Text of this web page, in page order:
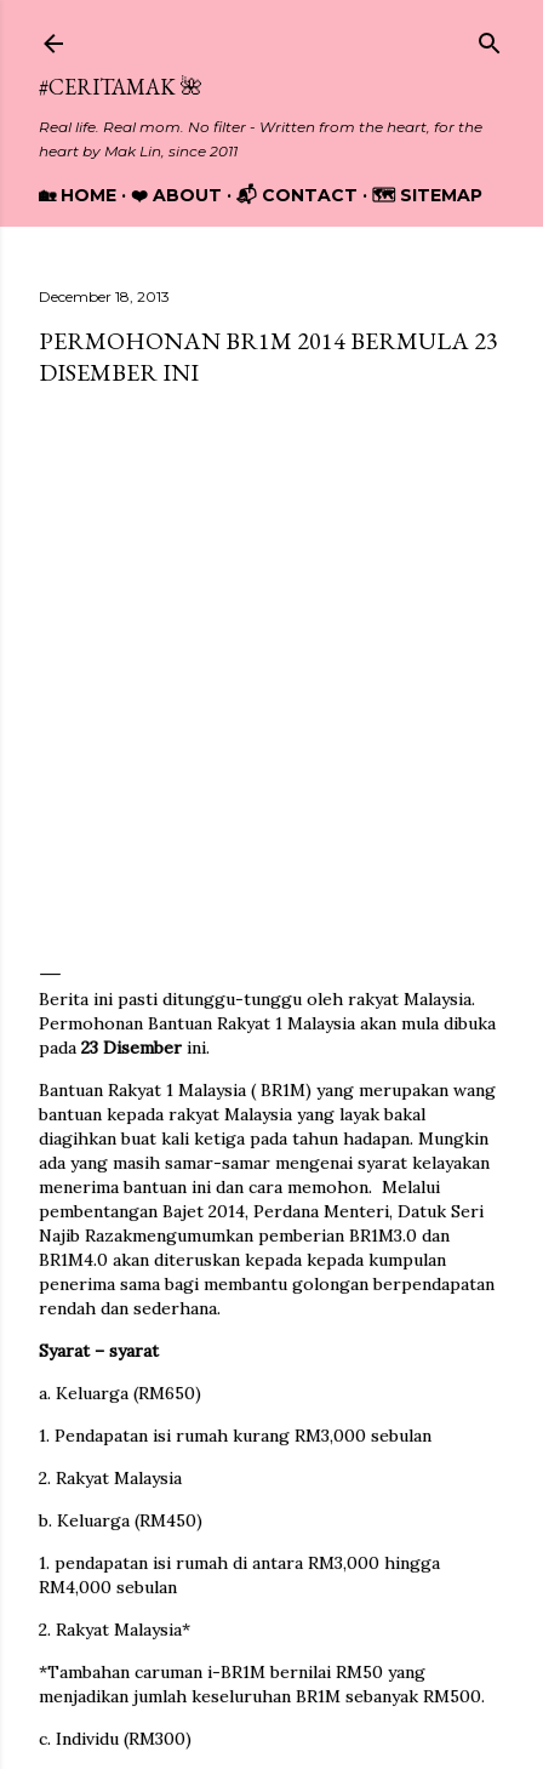
#CERITAMAK 🌺
Real life. Real mom. No filter - Written from the heart, for the
heart by Mak Lin, since 2011
🏡 HOME ❤️ ABOUT 📬 CONTACT 🗺️ SITEMAP
December 18, 2013
PERMOHONAN BR1M 2014 BERMULA 23
DISEMBER INI
Berita ini pasti ditunggu-tunggu oleh rakyat Malaysia.
Permohonan Bantuan Rakyat 1 Malaysia akan mula dibuka
pada 23 Disember ini.
Bantuan Rakyat 1 Malaysia ( BR1M) yang merupakan wang
bantuan kepada rakyat Malaysia yang layak bakal
diagihkan buat kali ketiga pada tahun hadapan. Mungkin
ada yang masih samar-samar mengenai syarat kelayakan
menerima bantuan ini dan cara memohon. Melalui
pembentangan Bajet 2014, Perdana Menteri, Datuk Seri
Najib Razakmengumumkan pemberian BR1M3.0 dan
BR1M4.0 akan diteruskan kepada kepada kumpulan
penerima sama bagi membantu golongan berpendapatan
rendah dan sederhana.
Syarat – syarat
a. Keluarga (RM650)
1. Pendapatan isi rumah kurang RM3,000 sebulan
2. Rakyat Malaysia
b. Keluarga (RM450)
1. pendapatan isi rumah di antara RM3,000 hingga
RM4,000 sebulan
2. Rakyat Malaysia*
*Tambahan caruman i-BR1M bernilai RM50 yang
menjadikan jumlah keseluruhan BR1M sebanyak RM500.
c. Individu (RM300)